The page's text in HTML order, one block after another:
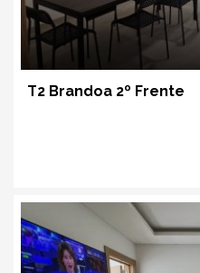
T2 Brandoa 2º Frente